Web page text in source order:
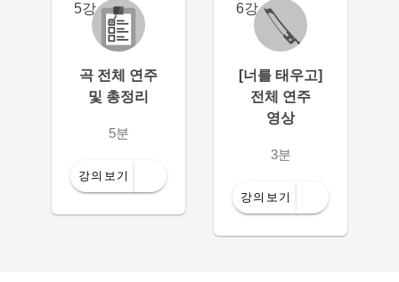
5강
곡 전체 연주
및 총정리
5분
강의보기
6강
[너를 태우고]
전체 연주
영상
3분
강의보기